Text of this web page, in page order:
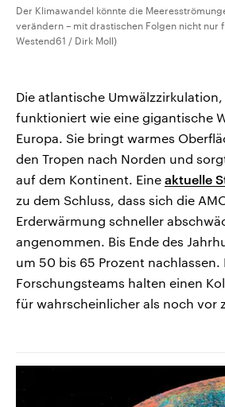
Der Klimawandel könnte die
verändern – mit drastischen Folgen nicht nur
Westend61 / Dirk Moll)
Die atlantische Umwälzzirkulation,
funktioniert wie eine gigantische
Europa. Sie bringt warmes
den Tropen nach Norden und
auf dem Kontinent. Eine aktuelle
zu dem Schluss, dass sich die
Erderwärmung schneller
angenommen. Bis Ende des
um 50 bis 65 Prozent nachlassen.
Forschungsteams halten einen
für wahrscheinlicher als noch vor